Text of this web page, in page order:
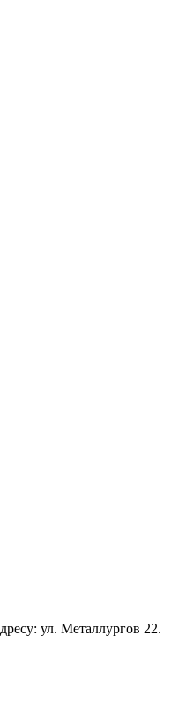
ул. Металлургов 22.